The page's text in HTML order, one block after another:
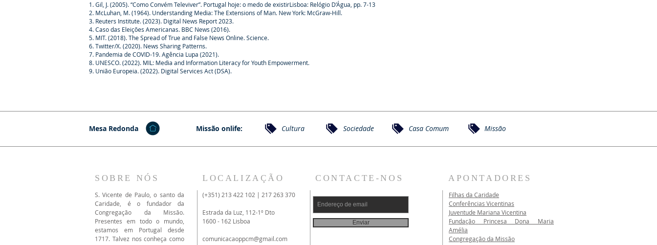
1. Gil, J. (2005). “Como Convém Televiver”. Portugal hoje: o medo de existirLisboa: Relógio D’Água, pp. 7-13
2. McLuhan, M. (1964). Understanding Media: The Extensions of Man. New York: McGraw-Hill.
3. Reuters Institute. (2023). Digital News Report 2023.
4. Caso das Eleições Americanas. BBC News (2016).
5. MIT. (2018). The Spread of True and False News Online. Science.
6. Twitter/X. (2020). News Sharing Patterns.
7. Pandemia de COVID-19. Agência Lupa (2021).
8. UNESCO. (2022). MIL: Media and Information Literacy for Youth Empowerment.
9. União Europeia. (2022). Digital Services Act (DSA).
Mesa Redonda Missão onlife: Cultura Sociedade Casa Comum Missão
SOBRE NÓS
S. Vicente de Paulo, o santo da
Caridade, é o fundador da
Congregação da Missão.
Presentes em todo o mundo,
estamos em Portugal desde
1717. Talvez nos conheça como
LOCALIZAÇÃO
(+351) 213 422 102 | 217 263 370
Estrada da Luz, 112-1º Dto
1600 - 162 Lisboa
comunicacaoppcm@gmail.com
CONTACTE-NOS
Enviar
APONTADORES
Filhas da Caridade
Conferências Vicentinas
Juventude Mariana Vicentina
Fundação Princesa Dona Maria
Amélia
Congregação da Missão